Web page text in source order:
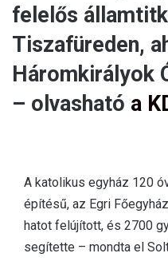
felelős
Tiszafüreden,
Háromkirályok
– olvasható a
A katolikus egyház 120
építésű, az Egri
hatot felújított, és 2700
segítette – mondta el